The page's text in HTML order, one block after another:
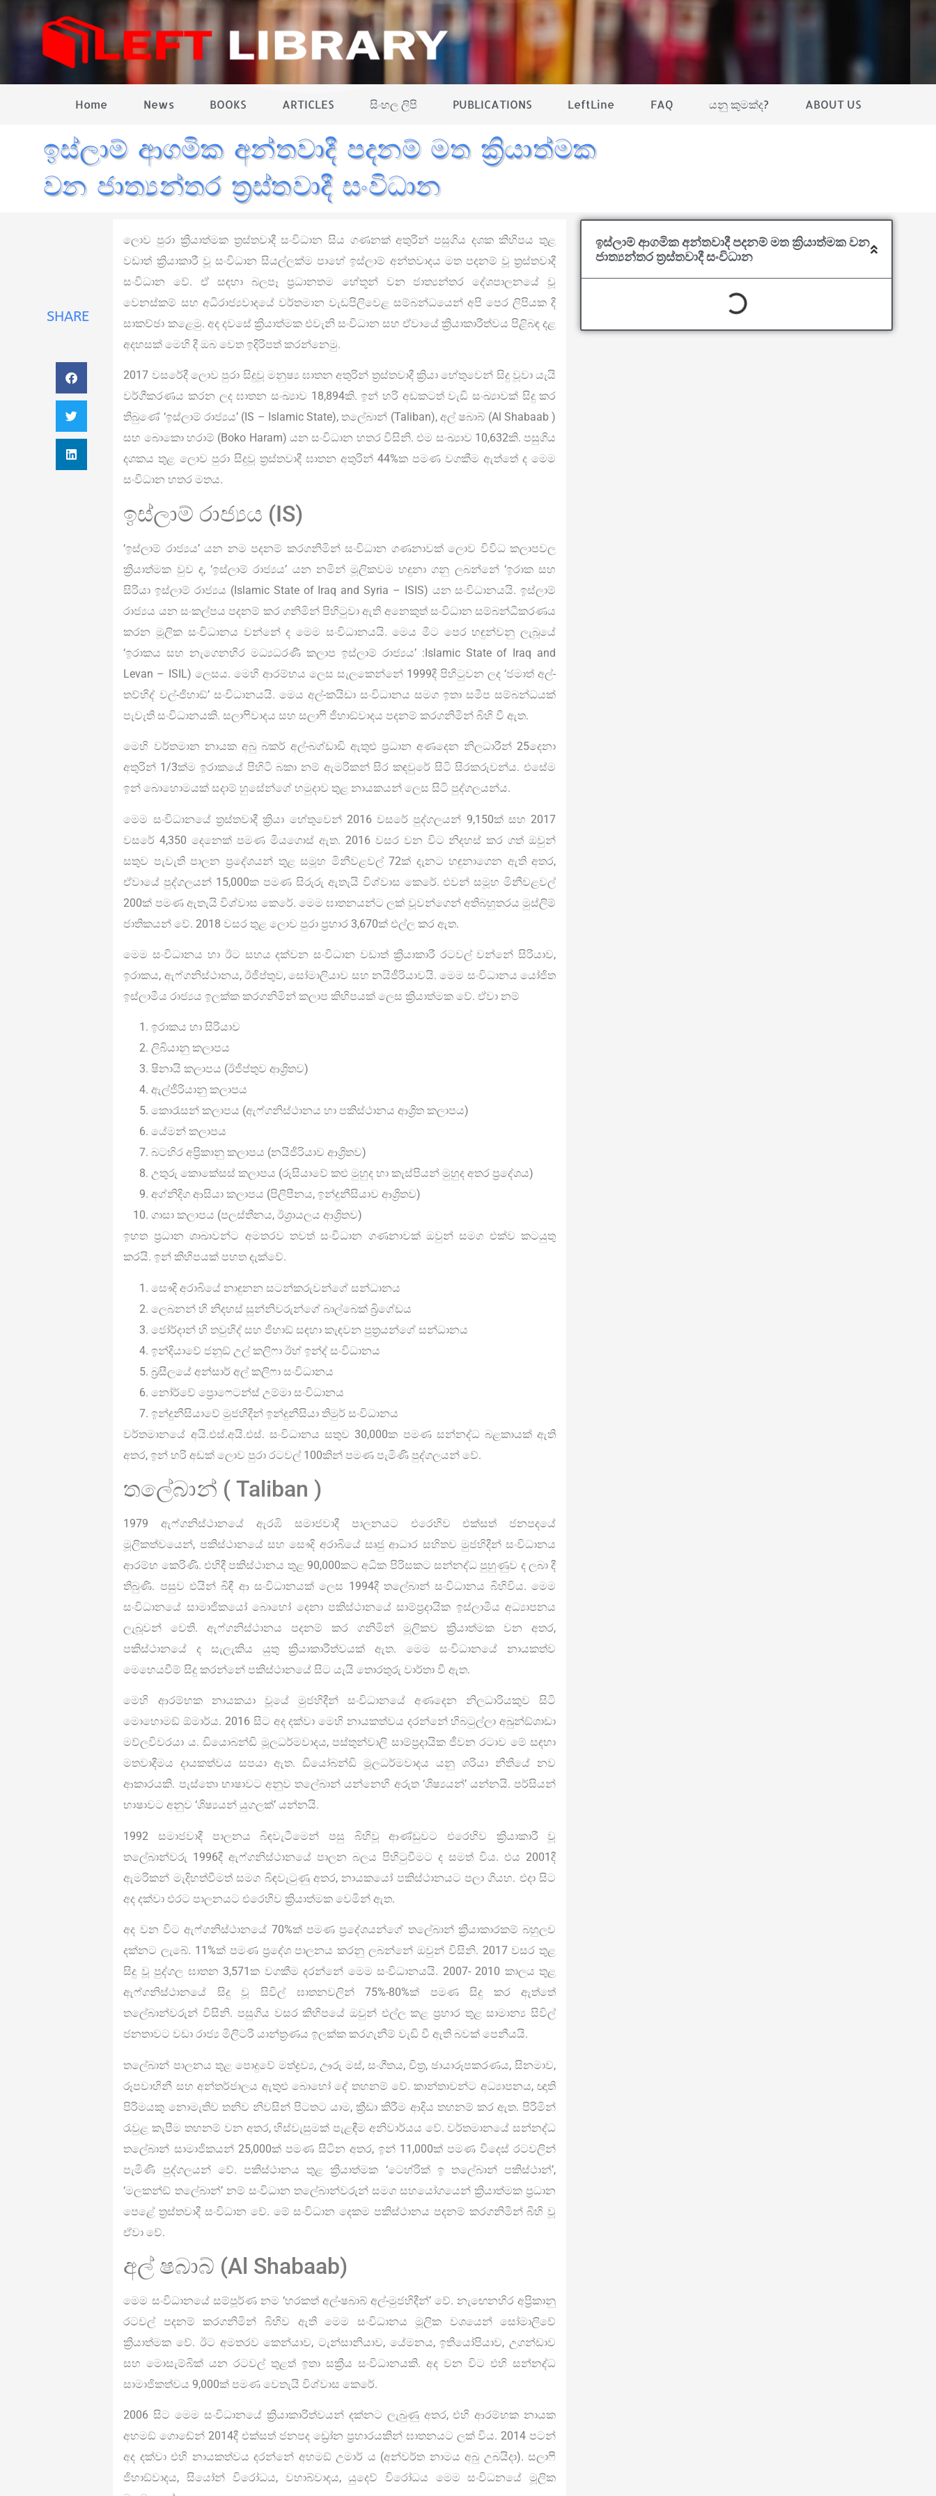
Home News BOOKS ARTICLES සිංහල ලිපි PUBLICATIONS LeftLine FAQ යනු කුමක්ද? ABOUT US
ඉස්ලාම් ආගමික අන්තවාදී පදනම් මත ක්‍රියාත්මක
වන ජාත්‍යන්තර ත්‍රස්තවාදී සංවිධාන
SHARE
ලොව පුරා ක්‍රියාත්මක ත්‍රස්තවාදී සංවිධාන සිය ගණනක් අතුරින් පසුගිය දශක කිහිපය තුළ
වඩාත් ක්‍රියාකාරී වූ සංවිධාන සියල්ලක්ම පාහේ ඉස්ලාම් අන්තවාදය මත පදනම් වූ ත්‍රස්තවාදී
සංවිධාන වේ. ඒ සඳහා බලපෑ ප්‍රධානතම හේතූන් වන ජාත්‍යන්තර දේශපාලනයේ වූ
වෙනස්කම් සහ අධිරාජ්‍යවාදයේ වර්තමාන වැඩපිලිවෙළ සම්බන්ධයෙන් අපි පෙර ලිපියක දී
සාකච්ඡා කළෙමු. අද දවසේ ක්‍රියාත්මක එවැනි සංවිධාන සහ ඒවායේ ක්‍රියාකාරීත්වය පිළිබඳ දළ
අදහසක් මෙහි දී ඔබ වෙත ඉදිරිපත් කරන්නෙමු.
2017 වසරේදී ලොව පුරා සිදුවූ මනුෂ්‍ය ඝාතන අතුරින් ත්‍රස්තවාදී ක්‍රියා හේතුවෙන් සිදු වූවා යැයි
වර්ගීකරණය කරන ලද ඝාතන සංඛ්‍යාව 18,894කි. ඉන් හරි අඩකටත් වැඩි සංඛ්‍යාවක් සිදු කර
තිබුණේ ‘ඉස්ලාම් රාජ්‍යය’ (IS – Islamic State), තලේබාන් (Taliban), අල් ෂබාබ් (Al Shabaab )
සහ බොකො හරාම් (Boko Haram) යන සංවිධාන හතර විසිනි. එම සංඛ්‍යාව 10,632කි. පසුගිය
දශකය තුළ ලොව පුරා සිදුවූ ත්‍රස්තවාදී ඝාතන අතුරින් 44%ක පමණ වගකීම ඇත්තේ ද මෙම
සංවිධාන හතර මතය.
ඉස්ලාම් රාජ්‍යය (IS)
‘ඉස්ලාම් රාජ්‍යය’ යන නම පදනම් කරගනිමින් සංවිධාන ගණනාවක් ලොව විවිධ කලාපවල
ක්‍රියාත්මක වුව ද, ‘ඉස්ලාම් රාජ්‍යය’ යන නමින් මූලිකවම හඳුනා ගනු ලබන්නේ ‘ඉරාක සහ
සිරියා ඉස්ලාම් රාජ්‍යය (Islamic State of Iraq and Syria – ISIS) යන සංවිධානයයි. ඉස්ලාම්
රාජ්‍යය යන සංකල්පය පදනම් කර ගනිමින් පිහිටුවා ඇති අනෙකුත් සංවිධාන සම්බන්ධීකරණය
කරන මූලික සංවිධානය වන්නේ ද මෙම සංවිධානයයි. මෙය මීට පෙර හඳුන්වනු ලැබූයේ
‘ඉරාකය සහ නැගෙනහිර මධ්‍යධරණී කලාප ඉස්ලාම් රාජ්‍යය’ :Islamic State of Iraq and
Levan – ISIL) ලෙසය. මෙහි ආරම්භය ලෙස සැලකෙන්නේ 1999දී පිහිටුවන ලද ‘ජමාත් අල්-
තව්හිද් වල්-ජිහාඞ්’ සංවිධානයයි. මෙය අල්-කයිඩා සංවිධානය සමග ඉතා සමීප සම්බන්ධයක්
පැවැති සංවිධානයකි. සලාෆිවාදය සහ සලාෆි ජිහාඞ්වාදය පදනම් කරගනිමින් බිහි වී ඇත.
මෙහි වර්තමාන නායක අබු බකර් අල්-බග්ඩාඩි ඇතුළු ප්‍රධාන අණදෙන නිලධාරීන් 25දෙනා
අතුරින් 1/3ක්ම ඉරාකයේ පිහිටි බකා නම් ඇමරිකන් සිර කඳවුරේ සිටි සිරකරුවන්ය. එසේම
ඉන් බොහොමයක් සදාම් හුසේන්ගේ හමුදාව තුළ නායකයන් ලෙස සිටි පුද්ගලයන්ය.
මෙම සංවිධානයේ ත්‍රස්තවාදී ක්‍රියා හේතුවෙන් 2016 වසරේ පුද්ගලයන් 9,150ක් සහ 2017
වසරේ 4,350 දෙනෙක් පමණ මියගොස් ඇත. 2016 වසර වන විට නිදහස් කර ගත් ඔවුන්
සතුව පැවැති පාලන ප්‍රදේශයන් තුළ සමූහ මිනීවළවල් 72ක් දැනට හඳුනාගෙන ඇති අතර,
ඒවායේ පුද්ගලයන් 15,000ක පමණ සිරුරු ඇතැයි විශ්වාස කෙරේ. එවන් සමූහ මිනීවළවල්
200ක් පමණ ඇතැයි විශ්වාස කෙරේ. මෙම ඝාතනයන්ට ලක් වූවන්ගෙන් අතිබහුතරය මුස්ලිම්
ජාතිකයන් වේ. 2018 වසර තුළ ලොව පුරා ප්‍රහාර 3,670ක් එල්ල කර ඇත.
මෙම සංවිධානය හා ඊට සහය දක්වන සංවිධාන වඩාත් ක්‍රියාකාරී රටවල් වන්නේ සිරියාව,
ඉරාකය, ඇෆ්ගනිස්ථානය, ඊජිප්තුව, සෝමාලියාව සහ නයිජීරියාවයි. මෙම සංවිධානය යෝජිත
ඉස්ලාමීය රාජ්‍යය ඉලක්ක කරගනිමින් කලාප කිහිපයක් ලෙස ක්‍රියාත්මක වේ. ඒවා නම්
ඉරාකය හා සිරියාව
ලිබියානු කලාපය
ෂිනායි කලාපය (ඊජිප්තුව ආශ්‍රිතව)
ඇල්ජීරියානු කලාපය
කොරෑසන් කලාපය (ඇෆ්ගනිස්ථානය හා පකිස්ථානය ආශ්‍රිත කලාපය)
යේමන් කලාපය
බටහිර අප්‍රිකානු කලාපය (නයිජීරියාව ආශ්‍රිතව)
උතුරු කොකේසස් කලාපය (රුසියාවේ කළු මුහුද හා කැස්පියන් මුහුද අතර ප්‍රදේශය)
අග්නිදිග ආසියා කලාපය (පිලිපීනය, ඉන්දුනීසියාව ආශ්‍රිතව)
ගාසා කලාපය (පලස්තීනය, ඊශ්‍රායලය ආශ්‍රිතව)
ඉහත ප්‍රධාන ශාඛාවන්ට අමතරව තවත් සංවිධාන ගණනාවක් ඔවුන් සමග එක්ව කටයුතු
කරයි. ඉන් කිහිපයක් පහත දැක්වේ.
සෞදි අරාබියේ නාඳුනන සටන්කරුවන්ගේ සන්ධානය
ලෙබනන් හි නිදහස් සුන්නිවරුන්ගේ බාල්බෙක් බ්‍රිගේඩය
ජෝර්දාන් හි තවුහිද් සහ ජිහාඞ් සඳහා කැඳවන පුත්‍රයන්ගේ සන්ධානය
ඉන්දියාවේ ජනූඞ් උල් කලිෆා ඊහ් ඉන්ද් සංවිධානය
බ්‍රසීලයේ අන්සාර් අල් කලිෆා සංවිධානය
නෝර්වේ ප්‍රොෆෙටන්ස් උම්මා සංවිධානය
ඉන්දුනීසියාවේ මුජහිදීන් ඉන්දුනීසියා තිමුර් සංවිධානය
වර්තමානයේ අයි.එස්.අයි.එස්. සංවිධානය සතුව 30,000ක පමණ සන්නද්ධ බළකායක් ඇති
අතර, ඉන් හරි අඩක් ලොව පුරා රටවල් 100කින් පමණ පැමිණි පුද්ගලයන් වේ.
තලේබාන් ( Taliban )
1979 ඇෆ්ගනිස්ථානයේ ඇරඹි සමාජවාදී පාලනයට එරෙහිව එක්සත් ජනපදයේ
මූලිකත්වයෙන්, පකිස්ථානයේ සහ සෞදි අරාබියේ සෘජු ආධාර සහිතව මුජහිදීන් සංවිධානය
ආරම්භ කෙරිණි. එහිදී පකිස්ථානය තුළ 90,000කට අධික පිරිසකට සන්නද්ධ පුහුණුව ද ලබා දී
තිබුණි. පසුව එයින් බිඳී ආ සංවිධානයක් ලෙස 1994දී තලේබාන් සංවිධානය බිහිවිය. මෙම
සංවිධානයේ සාමාජිකයෝ බොහෝ දෙනා පකිස්ථානයේ සාම්ප්‍රදායික ඉස්ලාමීය අධ්‍යාපනය
ලැබූවන් වෙති. ඇෆ්ගනිස්ථානය පදනම් කර ගනිමින් මූලිකව ක්‍රියාත්මක වන අතර,
පකිස්ථානයේ ද සැලැකිය යුතු ක්‍රියාකාරීත්වයක් ඇත. මෙම සංවිධානයේ නායකත්ව
මෙහෙයවීම් සිදු කරන්නේ පකිස්ථානයේ සිට යැයි තොරතුරු වාර්තා වී ඇත.
මෙහි ආරම්භක නායකයා වූයේ මුජහිදීන් සංවිධානයේ අණදෙන නිලධාරියකුව සිටි
මොහොමඞ් ඕමාර්ය. 2016 සිට අද දක්වා මෙහි නායකත්වය දරන්නේ හිබටුල්ලා අඛුන්ඞ්ශාඩා
මව්ලවිවරයා ය. ඩියොබන්ඩි මූලධර්මවාදය, පස්තුන්වාලි සාම්ප්‍රදායික ජීවන රටාව මේ සඳහා
මතවාදීමය දායකත්වය සපයා ඇත. ඩියෝබන්ඩි මූලධර්මවාදය යනු ශරියා නීතියේ නව
ආකාරයකි. පැස්තො භාෂාවට අනුව තලේබාන් යන්නෙහි අරුත ‘ශිෂ්‍යයන්’ යන්නයි. පර්සියන්
භාෂාවට අනුව ‘ශිෂ්‍යයන් යුගලක්’ යන්නයි.
1992 සමාජවාදී පාලනය බිඳවැටීමෙන් පසු බිහිවූ ආණ්ඩුවට එරෙහිව ක්‍රියාකාරී වූ
තලේබාන්වරු 1996දී ඇෆ්ගනිස්ථානයේ පාලන බලය පිහිටුවීමට ද සමත් විය. එය 2001දී
ඇමරිකන් මැදිහත්වීමත් සමග බිඳවැටුණු අතර, නායකයෝ පකිස්ථානයට පලා ගියහ. එදා සිට
අද දක්වා එරට පාලනයට එරෙහිව ක්‍රියාත්මක වෙමින් ඇත.
අද වන විට ඇෆ්ගනිස්ථානයේ 70%ක් පමණ ප්‍රදේශයන්ගේ තලේබාන් ක්‍රියාකාරකම් බහුලව
දක්නට ලැබේ. 11%ක් පමණ ප්‍රදේශ පාලනය කරනු ලබන්නේ ඔවුන් විසිනි. 2017 වසර තුළ
සිදු වූ පුද්ගල ඝාතන 3,571ක වගකීම දරන්නේ මෙම සංවිධානයයි. 2007- 2010 කාලය තුළ
ඇෆ්ගනිස්ථානයේ සිදු වූ සිවිල් ඝාතනවලින් 75%-80%ක් පමණ සිදු කර ඇත්තේ
තලේබාන්වරුන් විසිනි. පසුගිය වසර කිහිපයේ ඔවුන් එල්ල කළ ප්‍රහාර තුළ සාමාන්‍ය සිවිල්
ජනතාවට වඩා රාජ්‍ය මිලිටරි යාන්ත්‍රණය ඉලක්ක කරගැනීම් වැඩි වී ඇති බවක් පෙනීයයි.
තලේබාන් පාලනය තුළ පොදුවේ මත්ද්‍රව්‍ය, ඌරු මස්, සංගීතය, චිත්‍ර, ඡායාරූපකරණය, සිනමාව,
රූපවාහිනී සහ අන්තර්ජාලය ඇතුළු බොහෝ දේ තහනම් වේ. කාන්තාවන්ට අධ්‍යාපනය, ඥාති
පිරිමයකු නොමැතිව තනිව නිවසින් පිටතට යාම, ක්‍රීඩා කිරීම ආදිය තහනම් කර ඇත. පිරිමින්
රැවුළ කැපීම තහනම් වන අතර, හිස්වැසුමක් පැළඳීම අනිවාර්යය වේ. වර්තමානයේ සන්නද්ධ
තලේබාන් සාමාජිකයන් 25,000ක් පමණ සිටින අතර, ඉන් 11,000ක් පමණ විදෙස් රටවලින්
පැමිණි පුද්ගලයන් වේ. පකිස්ථානය තුළ ක්‍රියාත්මක ‘ටෙහ්රික් ඉ තලේබාන් පකිස්ථාන්’,
‘මලකන්ඞ් තලේබාන්’ නම් සංවිධාන තලේබාන්වරුන් සමග සහයෝගයෙන් ක්‍රියාත්මක ප්‍රධාන
පෙළේ ත්‍රස්තවාදී සංවිධාන වේ. මේ සංවිධාන දෙකම පකිස්ථානය පදනම් කරගනිමින් බිහි වූ
ඒවා වේ.
අල් ෂබාබ් (Al Shabaab)
මෙම සංවිධානයේ සම්පූර්ණ නම ‘හරකත් අල්-ෂබාබ් අල්-මුජහිදීන්’ වේ. නැඟෙනහිර අප්‍රිකානු
රටවල් පදනම් කරගනිමින් බිහිව ඇති මෙම සංවිධානය මූලික වශයෙන් සෝමාලිවේ
ක්‍රියාත්මක වේ. ඊට අමතරව කෙන්යාව, ටැන්සානියාව, යේමනය, ඉතියෝපියාව, උගන්ඩාව
සහ මොසැම්බික් යන රටවල් තුළත් ඉතා සක්‍රීය සංවිධානයකි. අද වන විට එහි සන්නද්ධ
සාමාජිකත්වය 9,000ක් පමණ වෙතැයි විශ්වාස කෙරේ.
2006 සිට මෙම සංවිධානයේ ක්‍රියාකාරිත්වයන් දක්නට ලැබුණු අතර, එහි ආරම්භක නායක
අහමඞ් ගොඬේන් 2014දී එක්සත් ජනපද ඩ්‍රෝන ප්‍රහාරයකින් ඝාතනයට ලක් විය. 2014 පටන්
අද දක්වා එහි නායකත්වය දරන්නේ අහමඞ් උමාර් ය (අන්වර්ත නාමය අබු උබයිදා). සලාෆි
ජිහාඞ්වාදය, සියෝන් විරෝධය, වහාබ්වාදය, යුදෙව් විරෝධය මෙම සංවිධනයේ මූලික
ඉස්ලාම් ආගමික අන්තවාදී පදනම් මත ක්‍රියාත්මක වන
ජාත්‍යන්තර ත්‍රස්තවාදී සංවිධාන